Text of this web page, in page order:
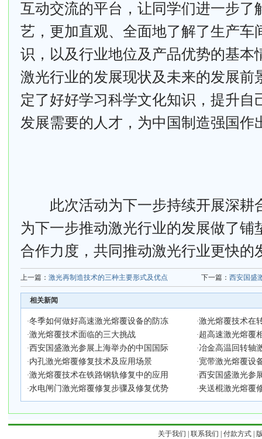
互动交流的平台，让同学们进一步了
艺，更加直观、全面地了解了生产车
识，以及行业地位及产品优势的基本
激光行业的发展现状及未来的发展前
定了好好学习科学文化知识，提升自
发展需要的人才，为中国制造强国作
此次活动为下一步持续开展深耕
为下一步推动激光行业的发展做了铺
合作力度，共同推动激光行业更快的
上一篇： 激光再制造技术的三种主要形式及优点 下一篇： 西安国盛
相关新闻
·冬季如何做好高速激光熔覆设备的防冻 ·激光熔覆技术在
·激光熔覆技术面临的三大挑战 ·超高速激光熔覆
·西安国盛激光参展上海举办的中国国际 ·冶金高温回转轴
·内孔激光熔覆修复技术及应用场景 ·宽带激光熔覆设
·激光熔覆技术在铁路钢轨修复中的应用 ·西安国盛激光参
·水电闸门激光熔覆修复步骤及修复优势 ·夹送棍激光熔覆
关于我们 联系我们 付款方式